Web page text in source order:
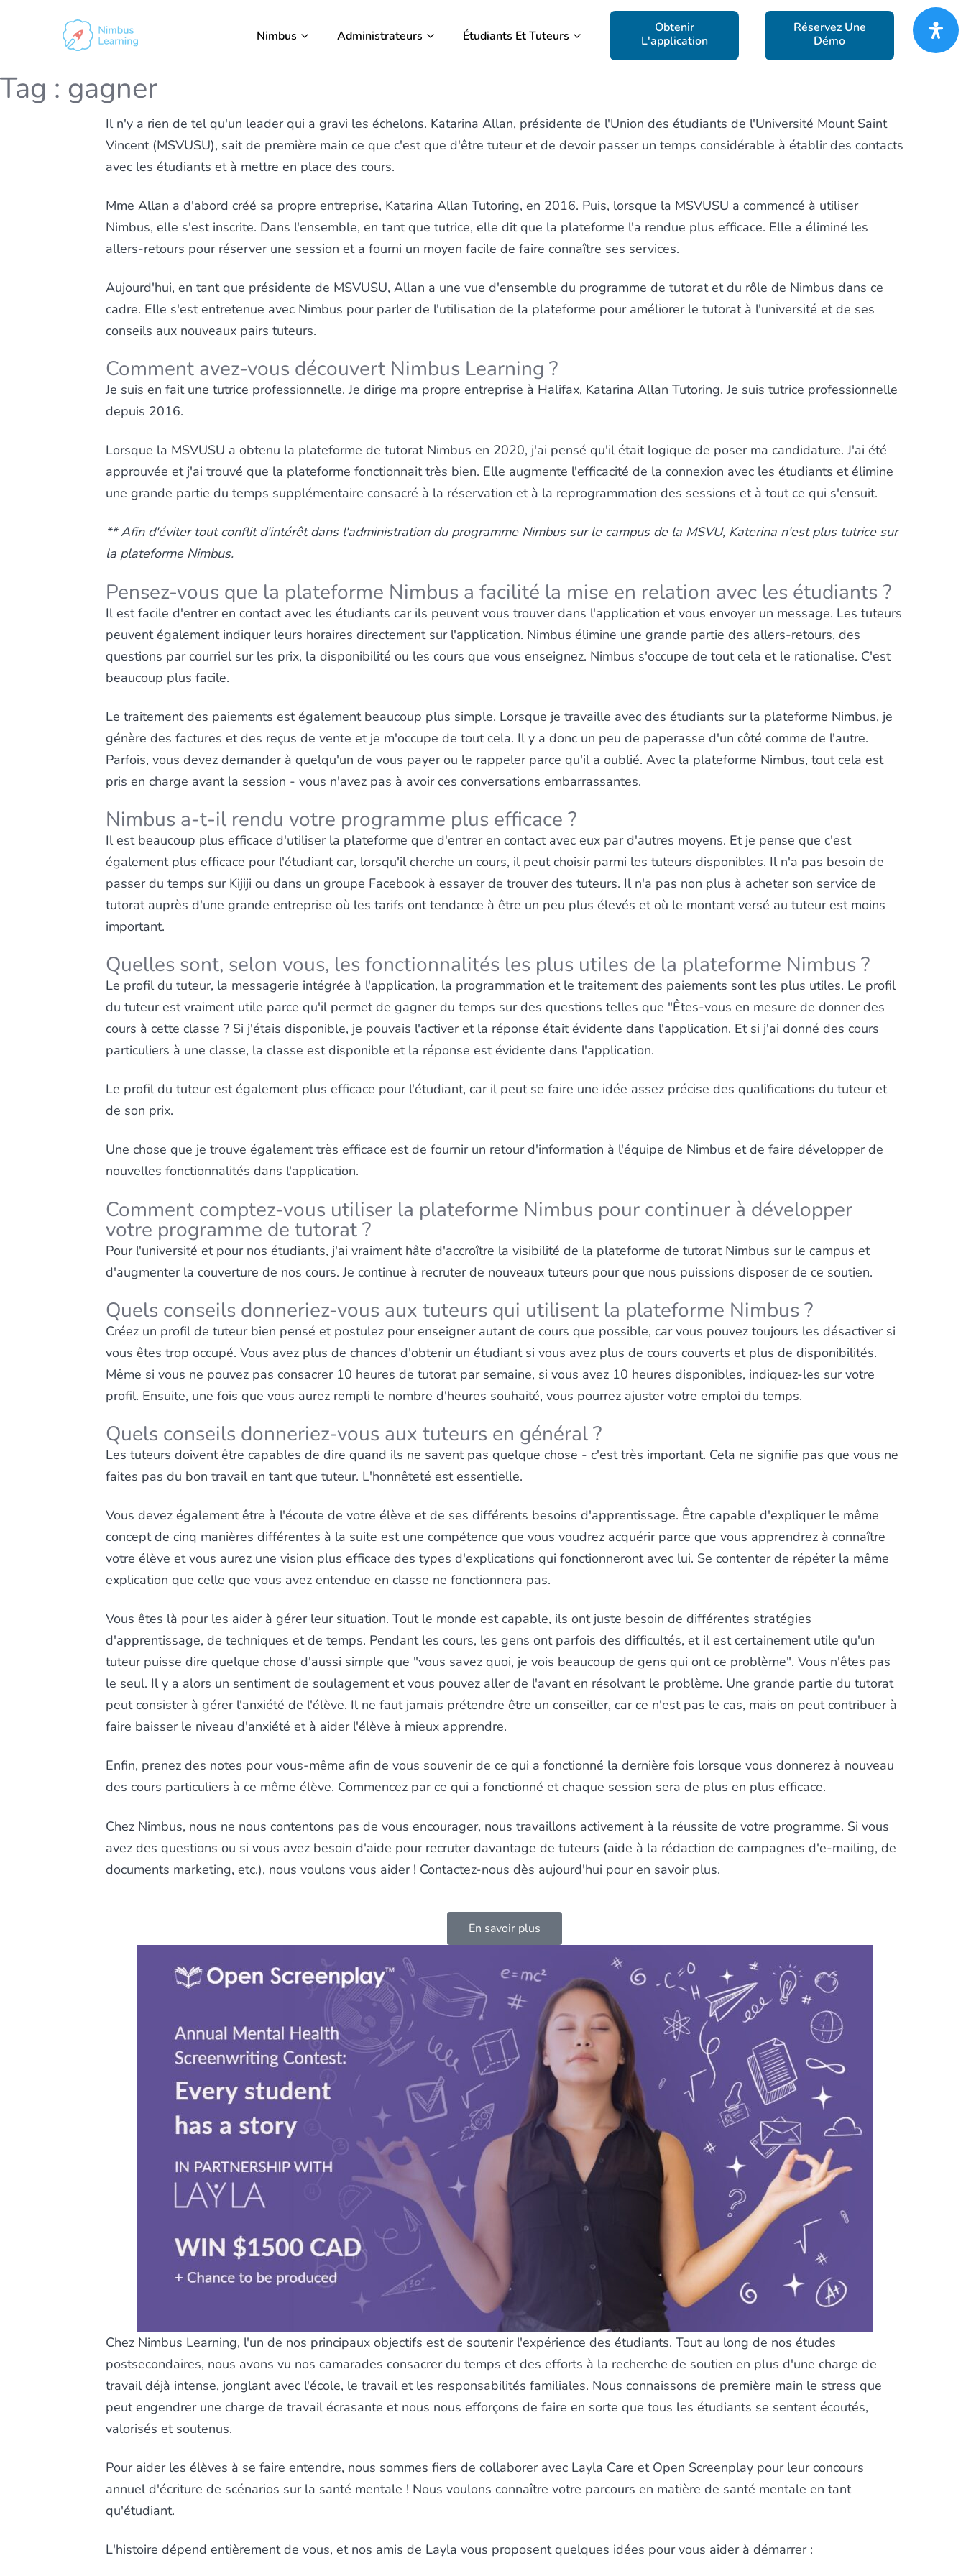
Nimbus Administrateurs Étudiants Et Tuteurs
Obtenir
L'application
Réservez Une
Démo
Tag : gagner
Il n'y a rien de tel qu'un leader qui a gravi les échelons. Katarina Allan, présidente de l'Union des étudiants de l'Université Mount Saint
Vincent (MSVUSU), sait de première main ce que c'est que d'être tuteur et de devoir passer un temps considérable à établir des contacts
avec les étudiants et à mettre en place des cours.
Mme Allan a d'abord créé sa propre entreprise, Katarina Allan Tutoring, en 2016. Puis, lorsque la MSVUSU a commencé à utiliser
Nimbus, elle s'est inscrite. Dans l'ensemble, en tant que tutrice, elle dit que la plateforme l'a rendue plus efficace. Elle a éliminé les
allers-retours pour réserver une session et a fourni un moyen facile de faire connaître ses services.
Aujourd'hui, en tant que présidente de MSVUSU, Allan a une vue d'ensemble du programme de tutorat et du rôle de Nimbus dans ce
cadre. Elle s'est entretenue avec Nimbus pour parler de l'utilisation de la plateforme pour améliorer le tutorat à l'université et de ses
conseils aux nouveaux pairs tuteurs.
Comment avez-vous découvert Nimbus Learning ?
Je suis en fait une tutrice professionnelle. Je dirige ma propre entreprise à Halifax, Katarina Allan Tutoring. Je suis tutrice professionnelle
depuis 2016.
Lorsque la MSVUSU a obtenu la plateforme de tutorat Nimbus en 2020, j'ai pensé qu'il était logique de poser ma candidature. J'ai été
approuvée et j'ai trouvé que la plateforme fonctionnait très bien. Elle augmente l'efficacité de la connexion avec les étudiants et élimine
une grande partie du temps supplémentaire consacré à la réservation et à la reprogrammation des sessions et à tout ce qui s'ensuit.
** Afin d'éviter tout conflit d'intérêt dans l'administration du programme Nimbus sur le campus de la MSVU, Katerina n'est plus tutrice sur
la plateforme Nimbus.
Pensez-vous que la plateforme Nimbus a facilité la mise en relation avec les étudiants ?
Il est facile d'entrer en contact avec les étudiants car ils peuvent vous trouver dans l'application et vous envoyer un message. Les tuteurs
peuvent également indiquer leurs horaires directement sur l'application. Nimbus élimine une grande partie des allers-retours, des
questions par courriel sur les prix, la disponibilité ou les cours que vous enseignez. Nimbus s'occupe de tout cela et le rationalise. C'est
beaucoup plus facile.
Le traitement des paiements est également beaucoup plus simple. Lorsque je travaille avec des étudiants sur la plateforme Nimbus, je
génère des factures et des reçus de vente et je m'occupe de tout cela. Il y a donc un peu de paperasse d'un côté comme de l'autre.
Parfois, vous devez demander à quelqu'un de vous payer ou le rappeler parce qu'il a oublié. Avec la plateforme Nimbus, tout cela est
pris en charge avant la session - vous n'avez pas à avoir ces conversations embarrassantes.
Nimbus a-t-il rendu votre programme plus efficace ?
Il est beaucoup plus efficace d'utiliser la plateforme que d'entrer en contact avec eux par d'autres moyens. Et je pense que c'est
également plus efficace pour l'étudiant car, lorsqu'il cherche un cours, il peut choisir parmi les tuteurs disponibles. Il n'a pas besoin de
passer du temps sur Kijiji ou dans un groupe Facebook à essayer de trouver des tuteurs. Il n'a pas non plus à acheter son service de
tutorat auprès d'une grande entreprise où les tarifs ont tendance à être un peu plus élevés et où le montant versé au tuteur est moins
important.
Quelles sont, selon vous, les fonctionnalités les plus utiles de la plateforme Nimbus ?
Le profil du tuteur, la messagerie intégrée à l'application, la programmation et le traitement des paiements sont les plus utiles. Le profil
du tuteur est vraiment utile parce qu'il permet de gagner du temps sur des questions telles que "Êtes-vous en mesure de donner des
cours à cette classe ? Si j'étais disponible, je pouvais l'activer et la réponse était évidente dans l'application. Et si j'ai donné des cours
particuliers à une classe, la classe est disponible et la réponse est évidente dans l'application.
Le profil du tuteur est également plus efficace pour l'étudiant, car il peut se faire une idée assez précise des qualifications du tuteur et
de son prix.
Une chose que je trouve également très efficace est de fournir un retour d'information à l'équipe de Nimbus et de faire développer de
nouvelles fonctionnalités dans l'application.
Comment comptez-vous utiliser la plateforme Nimbus pour continuer à développer
votre programme de tutorat ?
Pour l'université et pour nos étudiants, j'ai vraiment hâte d'accroître la visibilité de la plateforme de tutorat Nimbus sur le campus et
d'augmenter la couverture de nos cours. Je continue à recruter de nouveaux tuteurs pour que nous puissions disposer de ce soutien.
Quels conseils donneriez-vous aux tuteurs qui utilisent la plateforme Nimbus ?
Créez un profil de tuteur bien pensé et postulez pour enseigner autant de cours que possible, car vous pouvez toujours les désactiver si
vous êtes trop occupé. Vous avez plus de chances d'obtenir un étudiant si vous avez plus de cours couverts et plus de disponibilités.
Même si vous ne pouvez pas consacrer 10 heures de tutorat par semaine, si vous avez 10 heures disponibles, indiquez-les sur votre
profil. Ensuite, une fois que vous aurez rempli le nombre d'heures souhaité, vous pourrez ajuster votre emploi du temps.
Quels conseils donneriez-vous aux tuteurs en général ?
Les tuteurs doivent être capables de dire quand ils ne savent pas quelque chose - c'est très important. Cela ne signifie pas que vous ne
faites pas du bon travail en tant que tuteur. L'honnêteté est essentielle.
Vous devez également être à l'écoute de votre élève et de ses différents besoins d'apprentissage. Être capable d'expliquer le même
concept de cinq manières différentes à la suite est une compétence que vous voudrez acquérir parce que vous apprendrez à connaître
votre élève et vous aurez une vision plus efficace des types d'explications qui fonctionneront avec lui. Se contenter de répéter la même
explication que celle que vous avez entendue en classe ne fonctionnera pas.
Vous êtes là pour les aider à gérer leur situation. Tout le monde est capable, ils ont juste besoin de différentes stratégies
d'apprentissage, de techniques et de temps. Pendant les cours, les gens ont parfois des difficultés, et il est certainement utile qu'un
tuteur puisse dire quelque chose d'aussi simple que "vous savez quoi, je vois beaucoup de gens qui ont ce problème". Vous n'êtes pas
le seul. Il y a alors un sentiment de soulagement et vous pouvez aller de l'avant en résolvant le problème. Une grande partie du tutorat
peut consister à gérer l'anxiété de l'élève. Il ne faut jamais prétendre être un conseiller, car ce n'est pas le cas, mais on peut contribuer à
faire baisser le niveau d'anxiété et à aider l'élève à mieux apprendre.
Enfin, prenez des notes pour vous-même afin de vous souvenir de ce qui a fonctionné la dernière fois lorsque vous donnerez à nouveau
des cours particuliers à ce même élève. Commencez par ce qui a fonctionné et chaque session sera de plus en plus efficace.
Chez Nimbus, nous ne nous contentons pas de vous encourager, nous travaillons activement à la réussite de votre programme. Si vous
avez des questions ou si vous avez besoin d'aide pour recruter davantage de tuteurs (aide à la rédaction de campagnes d'e-mailing, de
documents marketing, etc.), nous voulons vous aider ! Contactez-nous dès aujourd'hui pour en savoir plus.
En savoir plus
Chez Nimbus Learning, l'un de nos principaux objectifs est de soutenir l'expérience des étudiants. Tout au long de nos études
postsecondaires, nous avons vu nos camarades consacrer du temps et des efforts à la recherche de soutien en plus d'une charge de
travail déjà intense, jonglant avec l'école, le travail et les responsabilités familiales. Nous connaissons de première main le stress que
peut engendrer une charge de travail écrasante et nous nous efforçons de faire en sorte que tous les étudiants se sentent écoutés,
valorisés et soutenus.
Pour aider les élèves à se faire entendre, nous sommes fiers de collaborer avec Layla Care et Open Screenplay pour leur concours
annuel d'écriture de scénarios sur la santé mentale ! Nous voulons connaître votre parcours en matière de santé mentale en tant
qu'étudiant.
L'histoire dépend entièrement de vous, et nos amis de Layla vous proposent quelques idées pour vous aider à démarrer :